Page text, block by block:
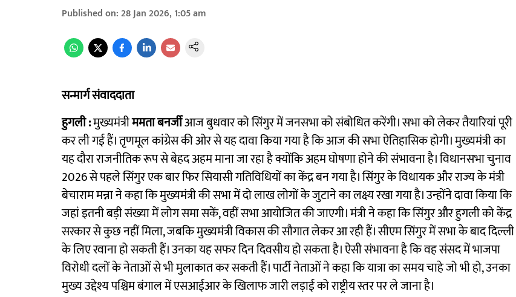
Published on:28 Jan 2026, 1:05 am
सन्मार्ग संवाददाता
हुगली :मुख्यमंत्रीममता बनर्जीआज बुधवार को सिंगुर में जनसभा को संबोधित करेंगी। सभा को लेकर तैयारियां पूरी
कर ली गई हैं। तृणमूल कांग्रेस की ओर से यह दावा किया गया है कि आज की सभा ऐतिहासिक होगी। मुख्यमंत्री का
यह दौरा राजनीतिक रूप से बेहद अहम माना जा रहा है क्योंकि अहम घोषणा होने की संभावना है। विधानसभा चुनाव
2026 से पहले सिंगुर एक बार फिर सियासी गतिविधियों का केंद्र बन गया है। सिंगुर के विधायक और राज्य के मंत्री
बेचाराम मन्ना ने कहा कि मुख्यमंत्री की सभा में दो लाख लोगों के जुटाने का लक्ष्य रखा गया है। उन्होंने दावा किया कि
जहां इतनी बड़ी संख्या में लोग समा सकें, वहीं सभा आयोजित की जाएगी। मंत्री ने कहा कि सिंगुर और हुगली को केंद्र
सरकार से कुछ नहीं मिला, जबकि मुख्यमंत्री विकास की सौगात लेकर आ रही हैं। सीएम सिंगुर में सभा के बाद दिल्ली
के लिए रवाना हो सकती हैं। उनका यह सफर दिन दिवसीय हो सकता है। ऐसी संभावना है कि वह संसद में भाजपा
विरोधी दलों के नेताओं से भी मुलाकात कर सकती हैं। पार्टी नेताओं ने कहा कि यात्रा का समय चाहे जो भी हो, उनका
मुख्य उद्देश्य पश्चिम बंगाल में एसआईआर के खिलाफ जारी लड़ाई को राष्ट्रीय स्तर पर ले जाना है।